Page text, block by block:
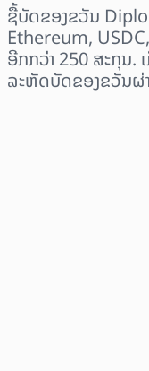
ຊື້ບັດຂອງຂວັນ
Ethereum,
ອີກກວ່າ 250 ສະກຸນ.
ລະຫັດບັດຂອງຂວັນຜ່